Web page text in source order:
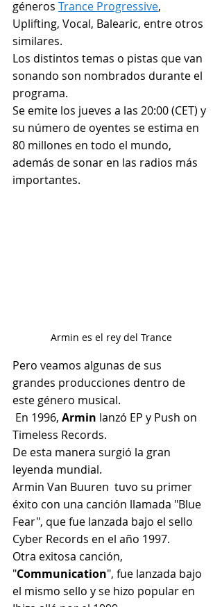
géneros Trance Progressive,
Uplifting, Vocal, Balearic, entre otros
similares.
Los distintos temas o pistas que van
sonando son nombrados durante el
programa.
Se emite los jueves a las 20:00 (CET) y
su número de oyentes se estima en
80 millones en todo el mundo,
además de sonar en las radios más
importantes.
Armin es el rey del Trance
Pero veamos algunas de sus
grandes producciones dentro de
este género musical.
En 1996, Armin lanzó EP y Push on
Timeless Records.
De esta manera surgió la gran
leyenda mundial.
Armin Van Buuren  tuvo su primer
éxito con una canción llamada "Blue
Fear", que fue lanzada bajo el sello
Cyber ​​Records en el año 1997.
Otra exitosa canción,
"Communication", fue lanzada bajo
el mismo sello y se hizo popular en